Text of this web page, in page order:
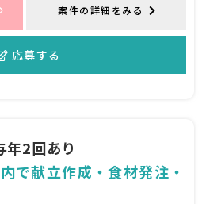
応募する
案件の詳細をみる
2回あり
で献立作成・食材発注・